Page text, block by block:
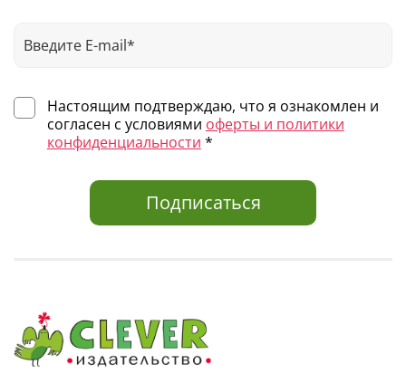
В каталоге Clever легко найти подарок на любой случай:
получайте книги для детей с доставкой по всей России.
Настоящим подтверждаю, что я ознакомлен и
согласен с условиями оферты и политики
конфиденциальности *
Подписаться